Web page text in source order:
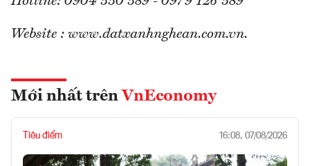
Website : www.datxanhnghean.com.vn.
Mới nhất trên VnEconomy
Tiêu điểm 16:08, 07/08/2026